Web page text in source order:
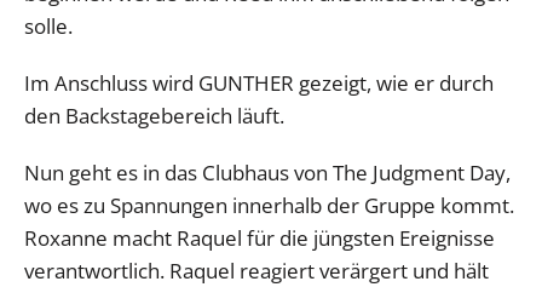
solle.
Im Anschluss wird GUNTHER gezeigt, wie er durch
den Backstagebereich läuft.
Nun geht es in das Clubhaus von The Judgment Day,
wo es zu Spannungen innerhalb der Gruppe kommt.
Roxanne macht Raquel für die jüngsten Ereignisse
verantwortlich. Raquel reagiert verärgert und hält